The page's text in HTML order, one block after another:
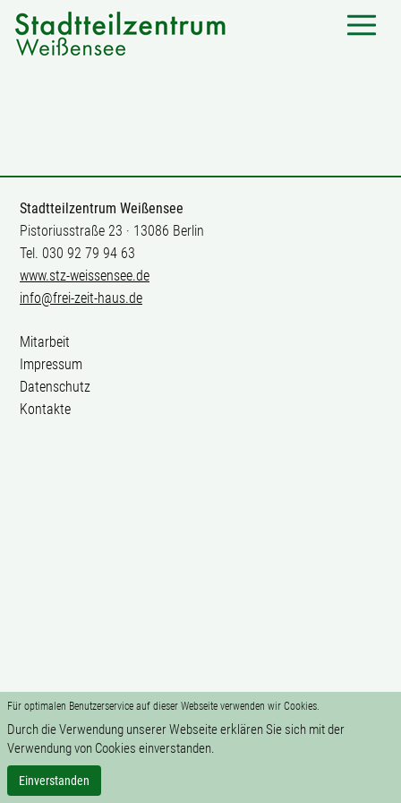
Für optimalen Benutzerservice auf dieser Webseite verwenden wir Cookies.
Durch die Verwendung unserer Webseite erklären Sie sich mit der
Verwendung von Cookies einverstanden.
Einverstanden
Stadtteilzentrum Weißensee
Pistoriusstraße 23 · 13086 Berlin
Tel. 030 92 79 94 63
www.stz-weissensee.de
info@frei-zeit-haus.de
Mitarbeit
Impressum
Datenschutz
Kontakte